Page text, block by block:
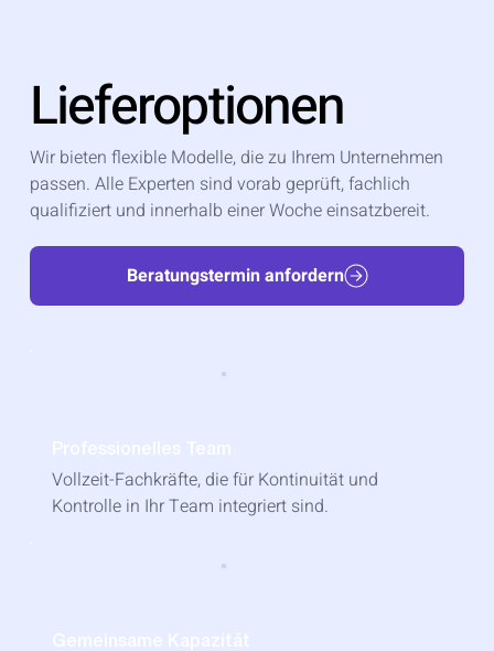
Lieferoptionen
Wir bieten flexible Modelle, die zu Ihrem Unternehmen
passen. Alle Experten sind vorab geprüft, fachlich
qualifiziert und innerhalb einer Woche einsatzbereit.
Beratungstermin anfordern
Vollzeit-Fachkräfte, die für Kontinuität und
Kontrolle in Ihr Team integriert sind.